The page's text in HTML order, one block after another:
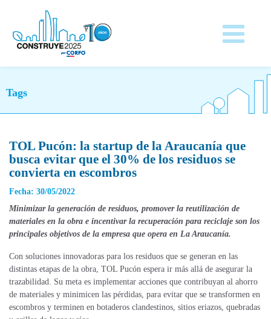
Tags
TOL Pucón: la startup de la Araucanía que
busca evitar que el 30% de los residuos se
convierta en escombros
Fecha: 30/05/2022
Minimizar la generación de residuos, promover la reutilización de
materiales en la obra e incentivar la recuperación para reciclaje son los
principales objetivos de la empresa que opera en La Araucanía.
Con soluciones innovadoras para los residuos que se generan en las
distintas etapas de la obra, TOL Pucón espera ir más allá de asegurar la
trazabilidad. Su meta es implementar acciones que contribuyan al ahorro
de materiales y minimicen las pérdidas, para evitar que se transformen en
escombros y terminen en botaderos clandestinos, sitios eriazos, quebradas